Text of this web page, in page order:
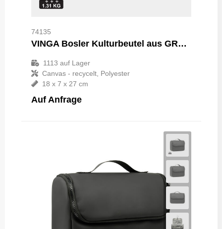
74135
VINGA Bosler Kulturbeutel aus GRS recyceltem Canvas
1113 auf Lager
Canvas - recycelt, Polyester
18 x 7 x 27 cm
Auf Anfrage